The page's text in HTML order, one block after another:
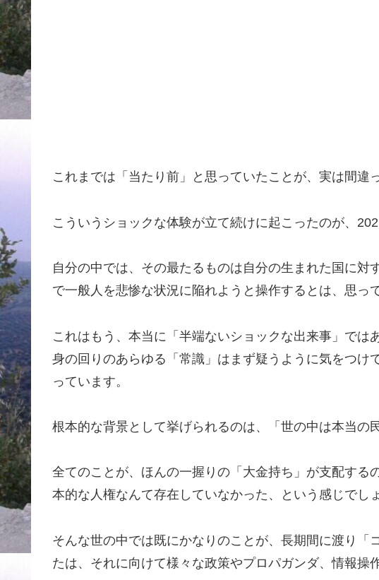
これまでは「当たり前」と思っていたことが、実は間違
こういうショックな体験が立て続けに起こったのが、
自分の中では、その最たるものは自分の生まれた国に
で一般人を悲惨な状況に陥れようと操作するとは、思っ
これはもう、本当に「半端ないショックな出来事」では
身の回りのあらゆる「常識」はまず疑うように気をつけ
っています。
根本的な背景として挙げられるのは、「世の中は本当の
全てのことが、ほんの一握りの「大金持ち」が支配する
本的な人権なんて存在していなかった、という感じでし
そんな世の中では既にかなりのことが、長期間に渡り「
たは、それに向けて様々な政策やプロパガンダ、情報操